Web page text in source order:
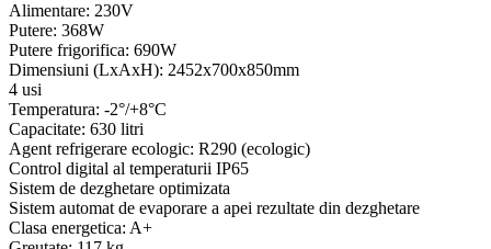
Alimentare: 230V
Putere: 368W
Putere frigorifica: 690W
Dimensiuni (LxAxH): 2452x700x850mm
4 usi
Temperatura: -2°/+8°C
Capacitate: 630 litri
Agent refrigerare ecologic: R290 (ecologic)
Control digital al temperaturii IP65
Sistem de dezghetare optimizata
Sistem automat de evaporare a apei rezultate din dezghetare
Clasa energetica: A+